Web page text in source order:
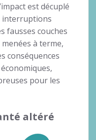
est décuplé
interruptions
fausses couches
à terme,
conséquences
pour les
altéré